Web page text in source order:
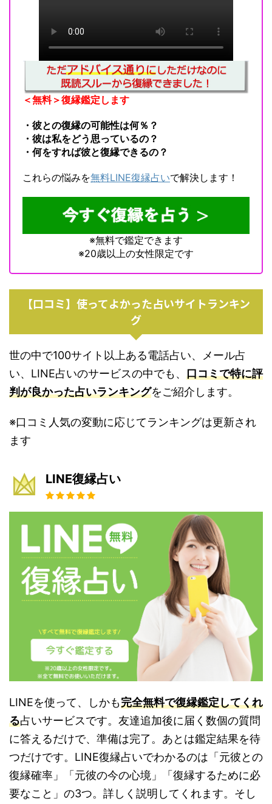
＜無料＞復縁鑑定します
・彼との復縁の可能性は何％？
・彼は私をどう思っているの？
・何をすれば彼と復縁できるの？
これらの悩みを無料LINE復縁占いで解決します！
※無料で鑑定できます
※20歳以上の女性限定です
【口コミ】使ってよかった占いサイトランキン
グ
世の中で100サイト以上ある電話占い、メール占
い、LINE占いのサービスの中でも、 口コミで特に評
判が良かった占いランキングをご紹介します。
※口コミ人気の変動に応じてランキングは更新され
ます
LINE復縁占い
LINEを使って、しかも完全無料で復縁鑑定してくれ
る占いサービスです。友達追加後に届く数個の質問
に答えるだけで、準備は完了。あとは鑑定結果を待
つだけです。LINE復縁占いでわかるのは「元彼との
復縁確率」「元彼の今の心境」「復縁するために必
要なこと」の3つ。詳しく説明してくれます。そし